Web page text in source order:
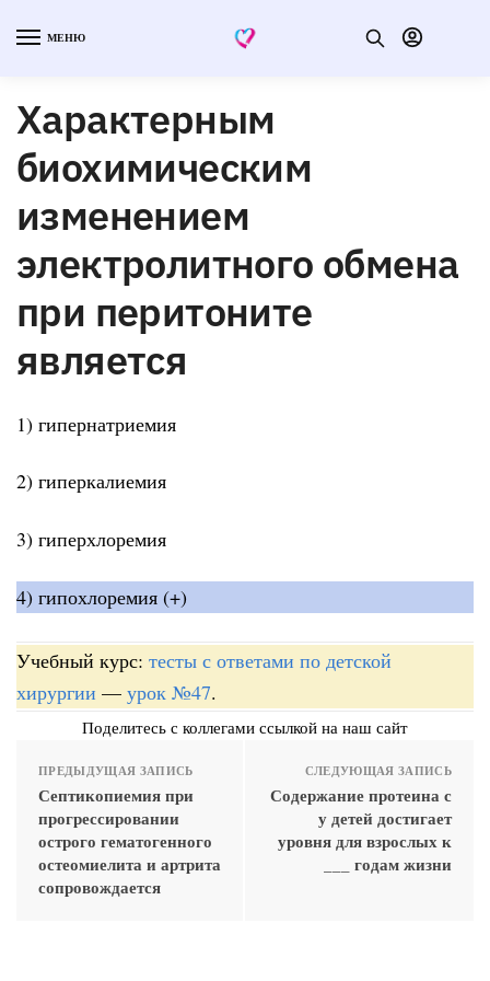
МЕНЮ
Характерным
биохимическим
изменением
электролитного обмена
при перитоните
является
1) гипернатриемия
2) гиперкалиемия
3) гиперхлоремия
4) гипохлоремия (+)
Учебный курс: тесты с ответами по детской
хирургии — урок №47.
Поделитесь с коллегами ссылкой на наш сайт
ПРЕДЫДУЩАЯ ЗАПИСЬ
Септикопиемия при
прогрессировании
острого гематогенного
остеомиелита и артрита
сопровождается
СЛЕДУЮЩАЯ ЗАПИСЬ
Содержание протеина с
у детей достигает
уровня для взрослых к
___ годам жизни